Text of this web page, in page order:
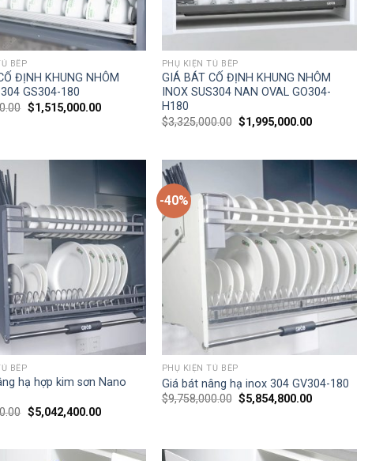
BẾP
ĐỊNH KHUNG NHÔM
GS304-180
$1,515,000.00
PHỤ KIỆN TỦ BẾP
GIÁ BÁT CỐ ĐỊNH KHUNG NHÔM
INOX SUS304 NAN OVAL GO304-
H180
$3,325,000.00 $1,995,000.00
BẾP
hạ hợp kim sơn Nano
$5,042,400.00
-40%
PHỤ KIỆN TỦ BẾP
Giá bát nâng hạ inox 304 GV304-180
$9,758,000.00 $5,854,800.00